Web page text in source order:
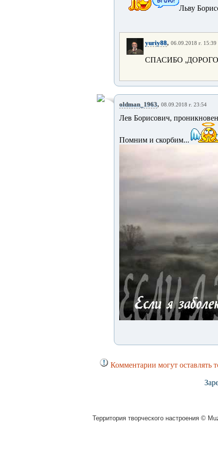
Льву
yuriy88, 06.09.2018 г. 15:39
СПАСИБО
oldman_1963, 08.09.2018 г. 23:54
Лев Борисович,
Помним и скорбим...
Комментарии могут оставлять
Территория творческого настроения ©